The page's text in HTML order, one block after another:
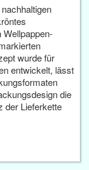
wurde für
entwickelt, lässt
die
der Lieferkette